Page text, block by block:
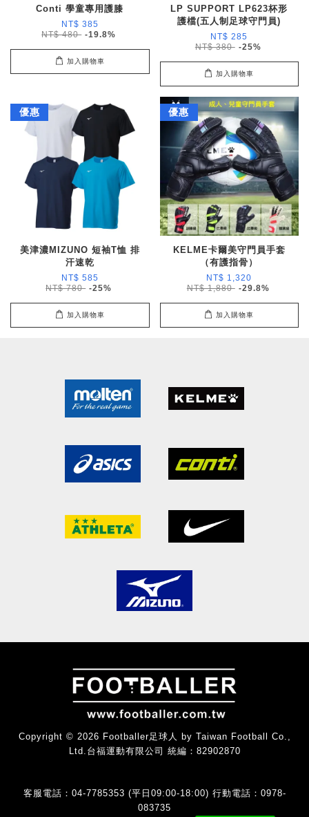
Conti 學童專用護膝
NT$ 385
NT$ 480 -19.8%
加入購物車
LP SUPPORT LP623杯形
護檔(五人制足球守門員)
NT$ 285
NT$ 380 -25%
加入購物車
優惠
美津濃MIZUNO 短袖T恤 排
汗速乾
NT$ 585
NT$ 780 -25%
加入購物車
優惠
KELME卡爾美守門員手套
（有護指骨）
NT$ 1,320
NT$ 1,880 -29.8%
加入購物車
Copyright © 2026 Footballer足球人 by Taiwan Football Co.,
Ltd.台福運動有限公司 統編：82902870
客服電話：04-7785353 (平日09:00-18:00) 行動電話：0978-
083735